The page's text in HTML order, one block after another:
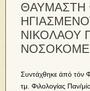
ΘΑΥΜΑΣΤΗ
ΝΙΚΟΛΑΟΥ
Συντάχθηκε ἀπό τόν
τμ. Φιλολογίας Παν/